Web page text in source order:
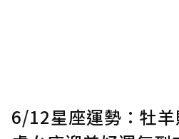
6/12星座運勢：牡羊